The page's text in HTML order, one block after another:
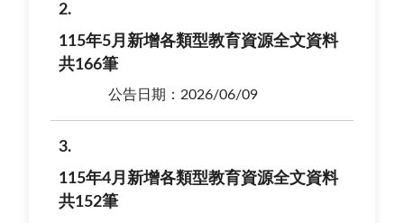
2
115年5月新增各類型教育資源全文資料
共166筆
公告日期：2026/06/09
3
115年4月新增各類型教育資源全文資料
共152筆